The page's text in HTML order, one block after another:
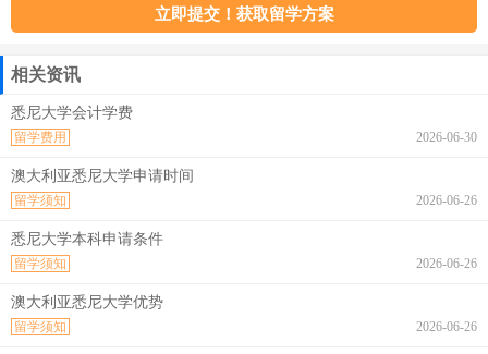
相关资讯
悉尼大学会计学费
2026-06-30
留学费用
澳大利亚悉尼大学申请时间
2026-06-26
留学须知
悉尼大学本科申请条件
2026-06-26
留学须知
澳大利亚悉尼大学优势
2026-06-26
留学须知